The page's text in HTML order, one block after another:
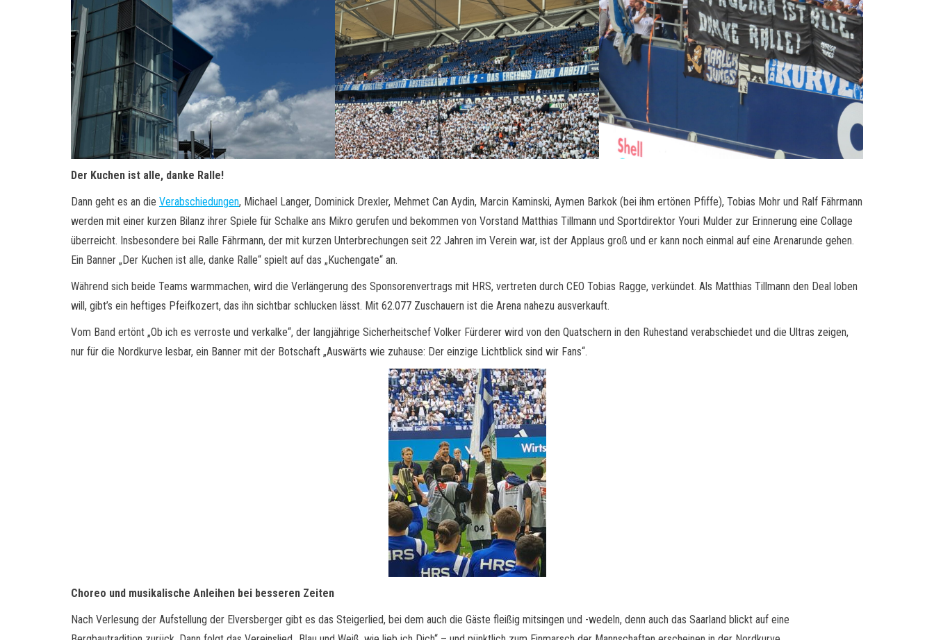
Der Kuchen ist alle, danke Ralle!
Dann geht es an die Verabschiedungen, Michael Langer, Dominick Drexler, Mehmet Can Aydin, Marcin Kaminski, Aymen Barkok (bei ihm ertönen Pfiffe), Tobias Mohr und Ralf Fährmann
werden mit einer kurzen Bilanz ihrer Spiele für Schalke ans Mikro gerufen und bekommen von Vorstand Matthias Tillmann und Sportdirektor Youri Mulder zur Erinnerung eine Collage
überreicht. Insbesondere bei Ralle Fährmann, der mit kurzen Unterbrechungen seit 22 Jahren im Verein war, ist der Applaus groß und er kann noch einmal auf eine Arenarunde gehen.
Ein Banner „Der Kuchen ist alle, danke Ralle“ spielt auf das „Kuchengate“ an.
Während sich beide Teams warmmachen, wird die Verlängerung des Sponsorenvertrags mit HRS, vertreten durch CEO Tobias Ragge, verkündet. Als Matthias Tillmann den Deal loben
will, gibt’s ein heftiges Pfeifkozert, das ihn sichtbar schlucken lässt. Mit 62.077 Zuschauern ist die Arena nahezu ausverkauft.
Vom Band ertönt „Ob ich es verroste und verkalke“, der langjährige Sicherheitschef Volker Fürderer wird von den Quatschern in den Ruhestand verabschiedet und die Ultras zeigen,
nur für die Nordkurve lesbar, ein Banner mit der Botschaft „Auswärts wie zuhause: Der einzige Lichtblick sind wir Fans“.
Choreo und musikalische Anleihen bei besseren Zeiten
Nach Verlesung der Aufstellung der Elversberger gibt es das Steigerlied, bei dem auch die Gäste fleißig mitsingen und -wedeln, denn auch das Saarland blickt auf eine